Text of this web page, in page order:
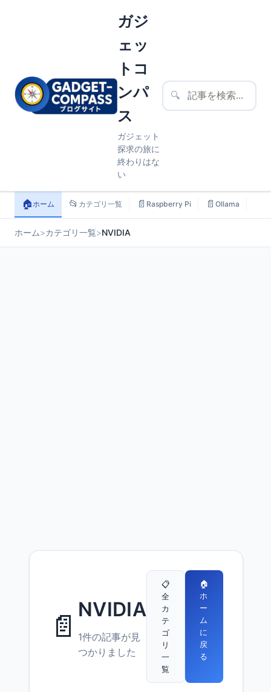
ガジ
ェッ
トコ
ンパ
ス
ガジェット
探求の旅に
終わりはな
い
🔍
🏠ホーム 📂 カテゴリ一覧 📄 Raspberry Pi 📄 Ollama
ホーム>カテゴリ一覧>NVIDIA
📄 NVIDIA
1件の記事が見
つかりました
📋
全
カ
テ
ゴ
リ
一
覧
🏠
ホ
ー
ム
に
戻
る